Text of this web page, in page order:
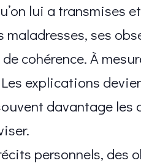
lui a transmises
maladresses, ses
cohérence. À
explications
davantage les
personnels,